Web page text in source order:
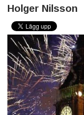
Holger Nilsson